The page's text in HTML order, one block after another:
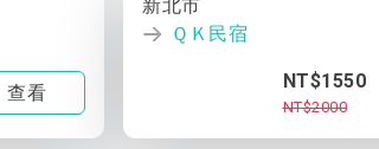
查看
新北市
ＱＫ民宿
NT$1550
NT$2000